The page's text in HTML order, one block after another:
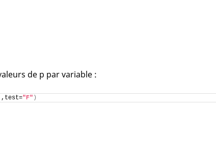
de p par variable :
"F" )